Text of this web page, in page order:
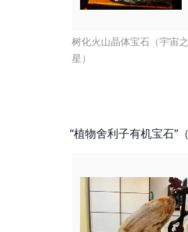
树化火山晶体宝石（宇宙之
星）
“植物舍利子有机宝石”